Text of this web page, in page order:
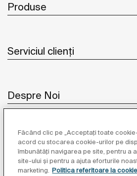
Produse
Serviciul clienți
Despre Noi
Inspirație
Unde să ne
Făcând clic pe „Acceptați toate
acord cu stocarea cookie-urilor pe
îmbunătăți navigarea pe site, pentru a
site-ului și pentru a ajuta eforturile
marketing. Politica referitoare la